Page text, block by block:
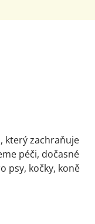
který zachraňuje
péči, dočasné
psy, kočky, koně